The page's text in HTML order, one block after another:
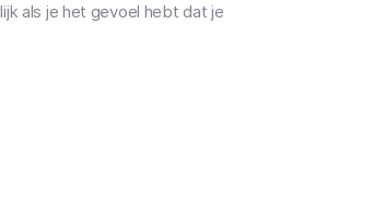
als je het gevoel hebt dat je